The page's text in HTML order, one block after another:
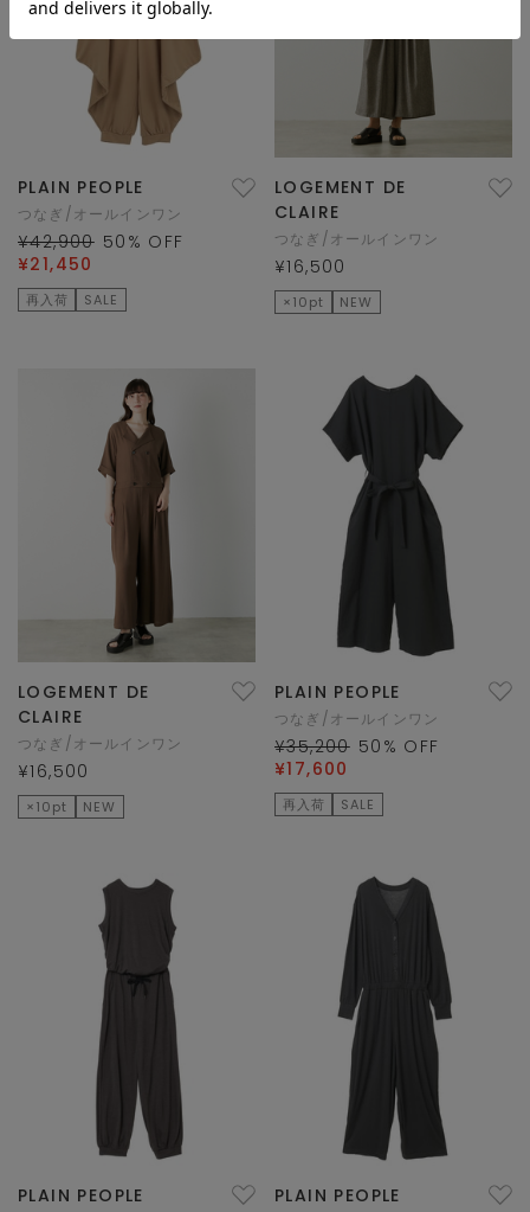
PLAIN PEOPLE
つなぎ/オールインワン
¥42,900 50 % OFF
¥21,450
再入荷 SALE
LOGEMENT DE
CLAIRE
つなぎ/オールインワン
¥16,500
×10pt NEW
LOGEMENT DE
CLAIRE
つなぎ/オールインワン
¥16,500
×10pt NEW
PLAIN PEOPLE
つなぎ/オールインワン
¥35,200 50 % OFF
¥17,600
再入荷 SALE
PLAIN PEOPLE PLAIN PEOPLE